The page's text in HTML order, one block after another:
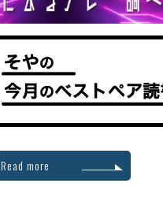
Read more